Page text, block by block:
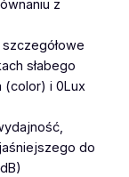
z
słabego
(color) i 0Lux
do